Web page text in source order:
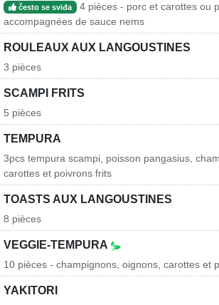
često se sviđa
4 pièces - porc et carottes ou
accompagnées de sauce nems
ROULEAUX AUX LANGOUSTINES
3 pièces
SCAMPI FRITS
5 pièces
TEMPURA
3pcs tempura scampi, poisson pangasius,
carottes et poivrons frits
TOASTS AUX LANGOUSTINES
8 pièces
VEGGIE-TEMPURA
10 pièces - champignons, oignons, carottes et
YAKITORI